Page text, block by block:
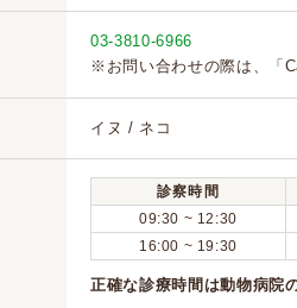
03-3810-6966
※お問い合わせの際は、「
イヌ / ネコ
診察時間
09:30 ~ 12:30
16:00 ~ 19:30
正確な診療時間は動物病院